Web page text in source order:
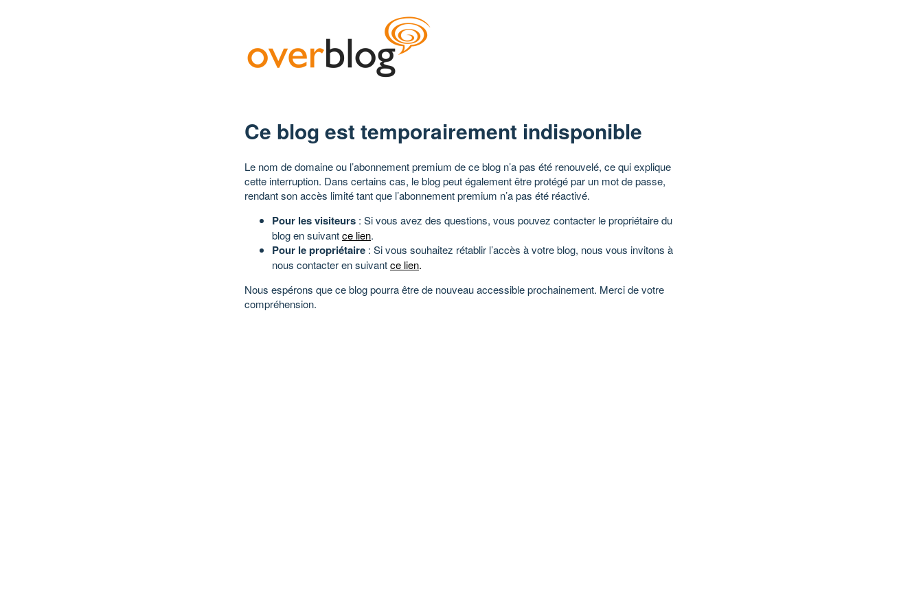
Ce blog est temporairement indisponible
Le nom de domaine ou l’abonnement premium de ce blog n’a pas été renouvelé, ce qui explique
cette interruption. Dans certains cas, le blog peut également être protégé par un mot de passe,
rendant son accès limité tant que l’abonnement premium n’a pas été réactivé.
Pour les visiteurs : Si vous avez des questions, vous pouvez contacter le propriétaire du
blog en suivantce lien.
Pour le propriétaire : Si vous souhaitez rétablir l’accès à votre blog, nous vous invitons à
nous contacter en suivantce lien.
Nous espérons que ce blog pourra être de nouveau accessible prochainement. Merci de votre
compréhension.